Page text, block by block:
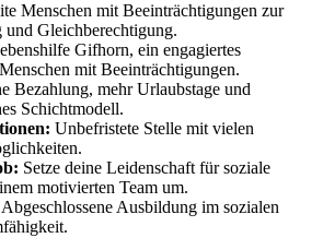
Menschen mit Beeinträchtigungen zur
und Gleichberechtigung.
Gifhorn, ein engagiertes
mit Beeinträchtigungen.
Bezahlung, mehr Urlaubstage und
Schichtmodell.
Unbefristete Stelle mit vielen
Setze deine Leidenschaft für soziale
motivierten Team um.
Abgeschlossene Ausbildung im sozialen